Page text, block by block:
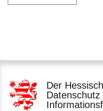
Der
Datenschutz